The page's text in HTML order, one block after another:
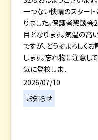
一つない快晴のスタート
りました。保護者懇談会
目となります。気温の高
ですが、どうぞよろしく
します。忘れ物に注意し
気に登校しま...
2026/07/10
お知らせ